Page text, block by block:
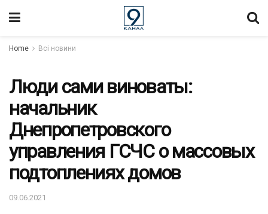
Home Всі новини
Люди сами виноваты:
начальник
Днепропетровского
управления ГСЧС о массовых
подтоплениях домов
09.06.2021